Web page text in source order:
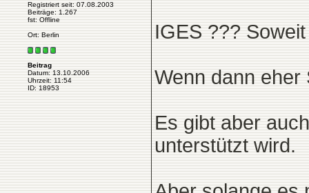
Registriert seit: 07.08.2003
Beiträge: 1.267
fst: Offline
Ort: Berlin
Beitrag
Datum: 13.10.2006
Uhrzeit: 11:54
ID: 18953
IGES ???
Wenn dann eher
Es gibt aber
unterstützt wird.